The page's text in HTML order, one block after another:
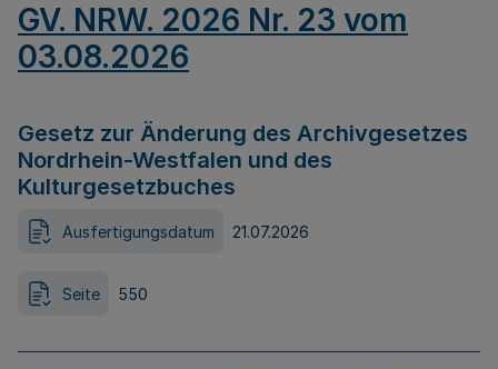
GV. NRW. 2026 Nr. 23 vom
03.08.2026
Gesetz zur Änderung des Archivgesetzes
Nordrhein-Westfalen und des
Kulturgesetzbuches
Ausfertigungsdatum 21.07.2026
Seite 550